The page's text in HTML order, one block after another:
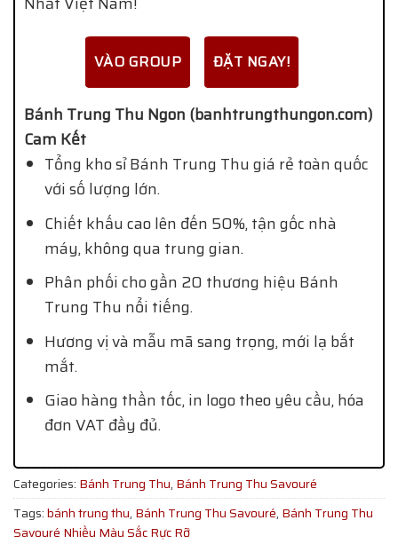
VÀO GROUP ĐẶT NGAY!
Bánh Trung Thu Ngon (banhtrungthungon.com)
Cam Kết
Tổng kho sỉ Bánh Trung Thu giá rẻ toàn quốc
với số lượng lớn.
Chiết khấu cao lên đến 50%, tận gốc nhà
máy, không qua trung gian.
Phân phối cho gần 20 thương hiệu Bánh
Trung Thu nổi tiếng.
Hương vị và mẫu mã sang trọng, mới lạ bắt
mắt.
Giao hàng thần tốc, in logo theo yêu cầu, hóa
đơn VAT đầy đủ.
Categories: Bánh Trung Thu, Bánh Trung Thu Savouré
Tags:bánh trung thu, Bánh Trung Thu Savouré, Bánh Trung Thu
Savouré Nhiều Màu Sắc Rực Rỡ